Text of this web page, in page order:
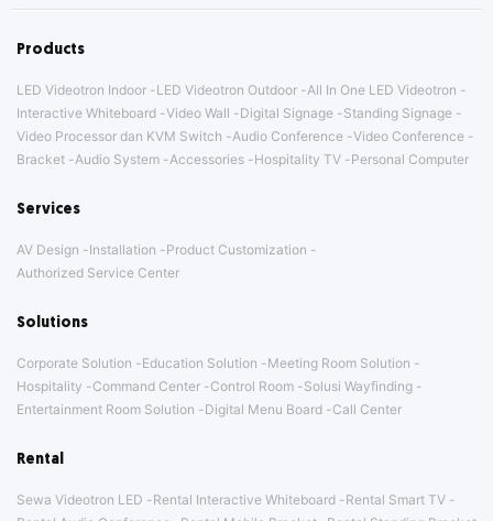
Products
LED Videotron Indoor LED Videotron Outdoor All In One LED Videotron
Interactive Whiteboard Video Wall Digital Signage
Standing Signage
Video Processor dan KVM Switch
Audio Conference Video Conference
Bracket Audio System Accessories Hospitality TV Personal Computer
Services
AV Design Installation
Product Customization
Authorized Service Center
Solutions
Corporate Solution Education Solution
Meeting Room Solution
Hospitality
Command Center Control Room
Solusi Wayfinding
Entertainment Room Solution
Digital Menu Board Call Center
Rental
Sewa Videotron LED Rental Interactive Whiteboard
Rental Smart TV